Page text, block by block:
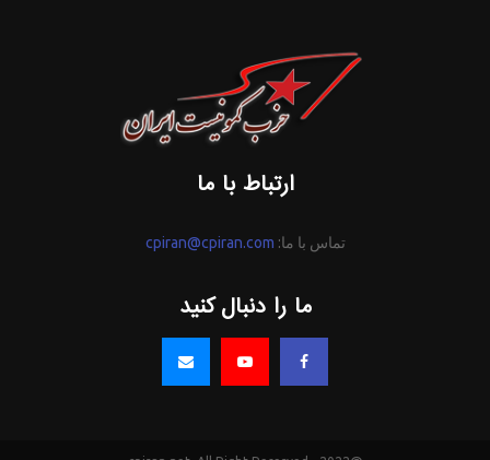
ارتباط با ما
تماس با ما: cpiran@cpiran.com
ما را دنبال کنید